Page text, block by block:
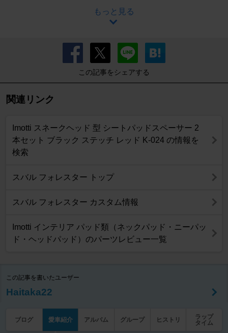
もっと見る
この記事をシェアする
関連リンク
Imotti スネークヘッド 型 シートパッドスペーサー 2
本セット ブラック ステッチ レッド K-024 の情報を
検索
スバル フォレスター トップ
スバル フォレスター カスタム情報
Imotti インテリア パッド類（ネックパッド・ニーパッ
ド・ヘッドパッド）のパーツレビュー一覧
この記事を書いたユーザー
Haitaka22
ブログ 愛車紹介 アルバム グループ ヒストリ
ラップ
タイム